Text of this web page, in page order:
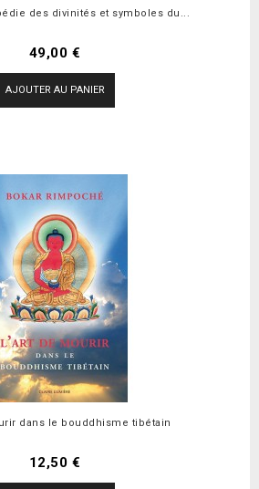
des divinités et symboles du...
Prix
49,00 €
AJOUTER AU PANIER
dans le bouddhisme tibétain
Prix
12,50 €